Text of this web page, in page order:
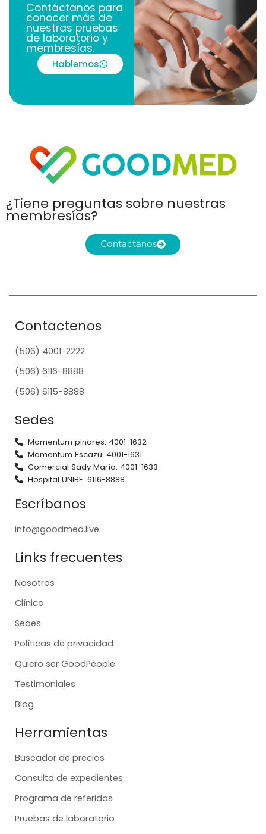
Contáctanos para
conocer más de
nuestras pruebas
de laboratorio y
membresías.
Hablemos
¿Tiene preguntas sobre nuestras
membresías?
Contactanos
Contactenos
(506) 4001-2222
(506) 6116-8888
(506) 6115-8888
Sedes
Momentum pinares: 4001-1632
Momentum Escazú: 4001-1631
Comercial Sady María: 4001-1633
Hospital UNIBE: 6116-8888
Escríbanos
info@goodmed.live
Links frecuentes
Nosotros
Clínico
Sedes
Políticas de privacidad
Quiero ser GoodPeople
Testimoniales
Blog
Herramientas
Buscador de precios
Consulta de expedientes
Programa de referidos
Pruebas de laboratorio